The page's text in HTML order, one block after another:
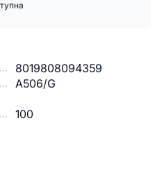
8019808094359
A506/G
100